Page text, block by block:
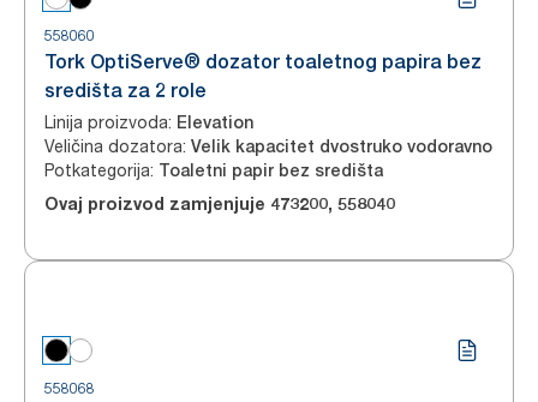
558060
Tork OptiServe® dozator toaletnog papira bez
središta za 2 role
Linija proizvoda: Elevation
Veličina dozatora: Velik kapacitet dvostruko vodoravno
Potkategorija: Toaletni papir bez središta
Ovaj proizvod zamjenjuje 473200, 558040
558068